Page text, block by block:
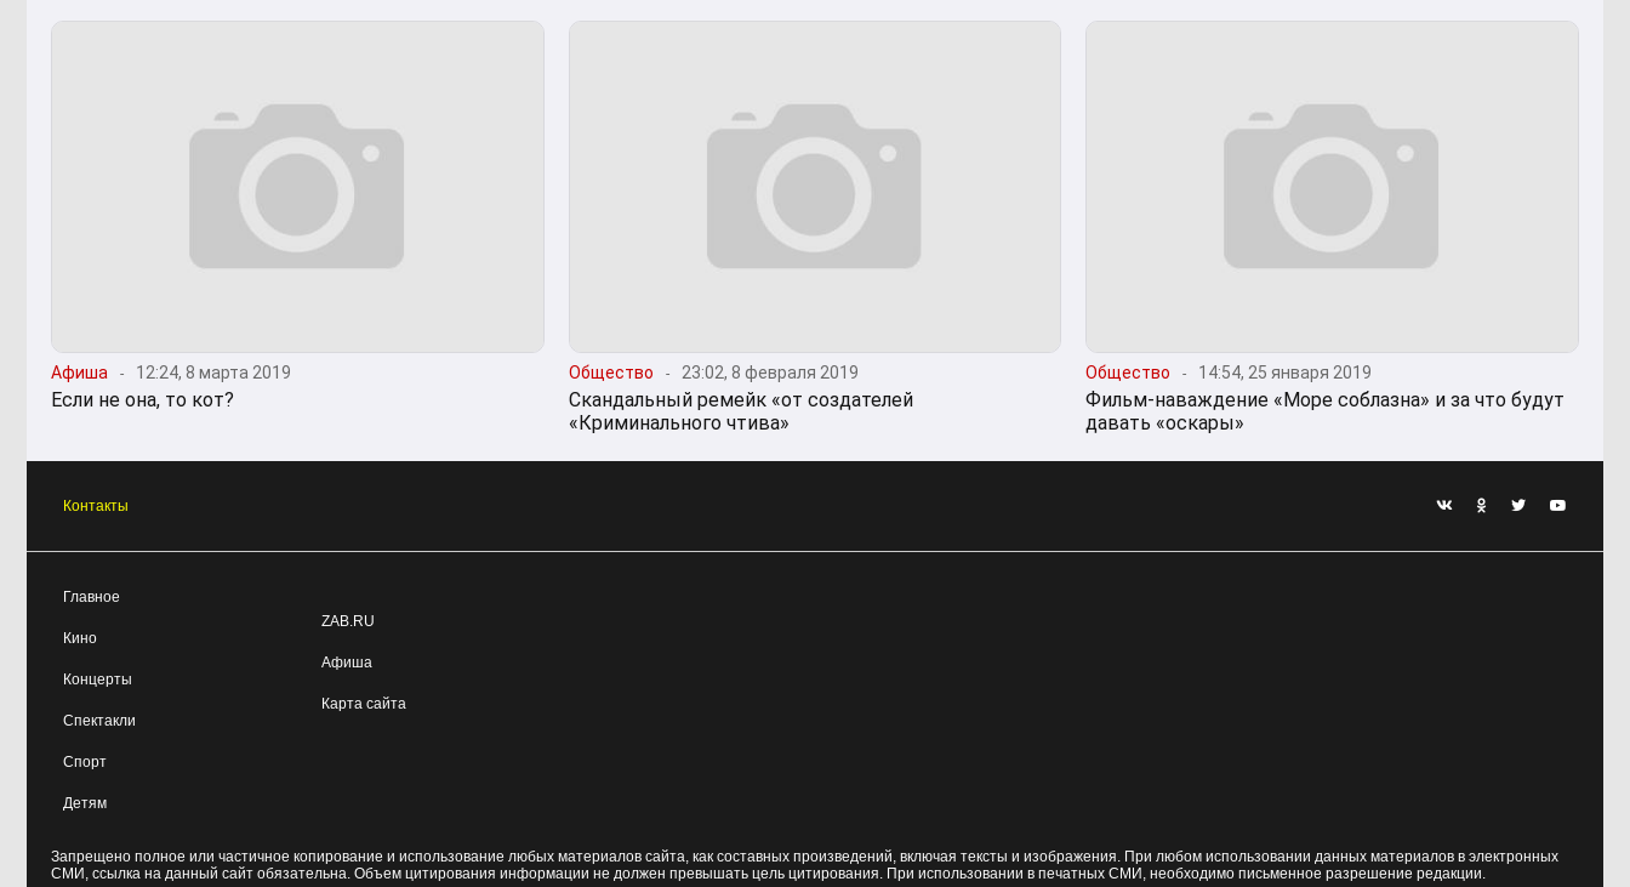
Афиша 12:24, 8 марта 2019
Если не она, то кот?
Общество 23:02, 8 февраля 2019
Скандальный ремейк «от создателей
«Криминального чтива»
Общество 14:54, 25 января 2019
Фильм-наваждение «Море соблазна» и за что будут
давать «оскары»
Контакты
Главное
Кино
Концерты
Спектакли
Спорт
Детям
ZAB.RU
Афиша
Карта сайта
Запрещено полное или частичное копирование и использование любых материалов сайта, как составных произведений, включая тексты и изображения. При любом использовании данных материалов в электронных
СМИ, ссылка на данный сайт обязательна. Объем цитирования информации не должен превышать цель цитирования. При использовании в печатных СМИ, необходимо письменное разрешение редакции.